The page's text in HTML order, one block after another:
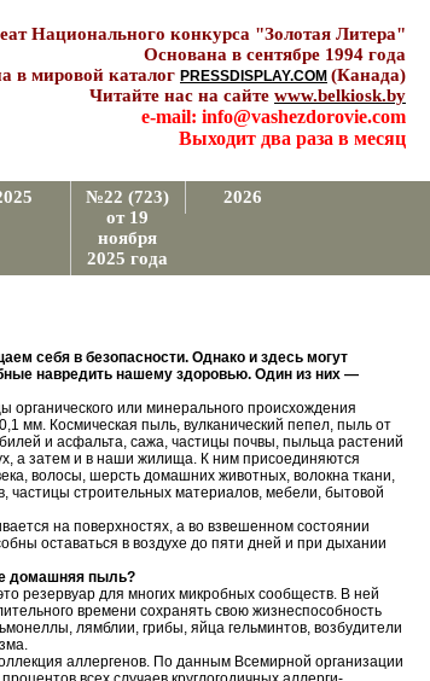
Национального конкурса "Золотая Литера"
Основана в сентябре 1994 года
в мировой каталог PRESSDISPLAY.COM (Канада)
Читайте нас на сайте www.belkiosk.by
e-mail: info@vashezdorovie.com
Выходит два раза в месяц
№22 (723)
от 19
ноября
2025 года
2026
себя в безопасности. Однако и здесь могут
навредить нашему здоровью. Один из них —
или минерального происхождения
мм. Космическая пыль, вулканический пепел, пыль от
и асфальта, сажа, частицы почвы, пыльца растений
а затем и в наши жилища. К ним присоединяются
волосы, шерсть домашних животных, волокна ткани,
частицы строительных материалов, мебели, бытовой
на поверхностях, а во взвешенном состоянии
оставаться в воздухе до пяти дней и при дыхании
домашняя пыль?
резервуар для многих микробных сообществ. В ней
времени сохранять свою жизнеспособность
лямблии, грибы, яйца гельминтов, возбудители
аллергенов. По данным Всемирной организации